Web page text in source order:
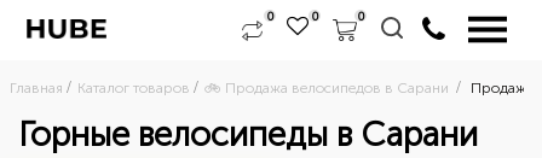
0 0 0
Главная Каталог товаров 🚲 Продажа велосипедов в Сарани Продажа
Горные велосипеды в Сарани